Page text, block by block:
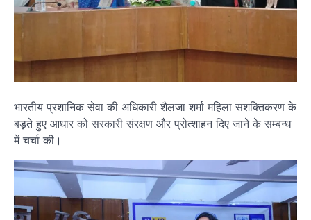
भारतीय प्रशानिक सेवा की अधिकारी शैलजा शर्मा महिला सशक्तिकरण के
बड़ते हुए आधार को सरकारी संरक्षण और प्रोत्शाहन दिए जाने के सम्बन्ध
में चर्चा की।